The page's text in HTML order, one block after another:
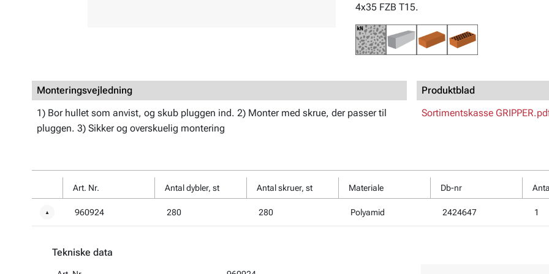
4x35 FZB T15.
Monteringsvejledning
1) Bor hullet som anvist, og skub pluggen ind. 2) Monter med skrue, der passer til
pluggen. 3) Sikker og overskuelig montering
Produktblad
Sortimentskasse
Art. Nr. Antal dybler, st Antal skruer, st Materiale Db-nr
▼ 960924 280 280 Polyamid 2424647 1
Tekniske data